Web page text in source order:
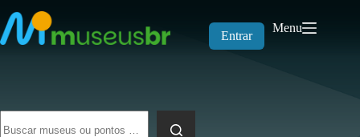
para
o
conteúdo
Entrar
Menu
resultados